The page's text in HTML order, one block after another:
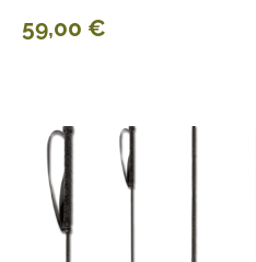
59,00 €